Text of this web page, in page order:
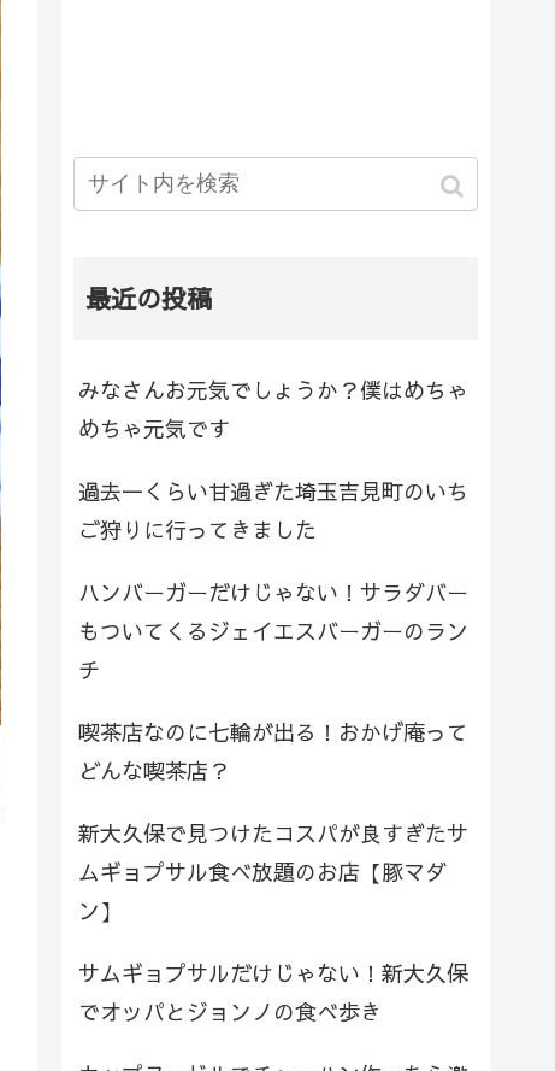
最近の投稿
みなさんお元気でしょうか？僕はめちゃ
めちゃ元気です
過去一くらい甘過ぎた埼玉吉見町のいち
ご狩りに行ってきました
ハンバーガーだけじゃない！サラダバー
もついてくるジェイエスバーガーのラン
チ
喫茶店なのに七輪が出る！おかげ庵って
どんな喫茶店？
新大久保で見つけたコスパが良すぎたサ
ムギョプサル食べ放題のお店【豚マダ
ン】
サムギョプサルだけじゃない！新大久保
でオッパとジョンノの食べ歩き